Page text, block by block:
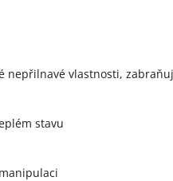
vlastnosti,
stavu